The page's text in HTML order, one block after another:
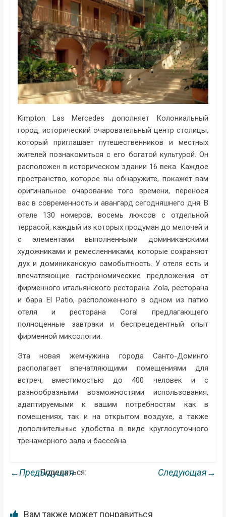
Kimpton Las Mercedes дополняет Колониальный
город, исторический очаровательный центр столицы,
который приглашает путешественников и местных
жителей познакомиться с его богатой культурой. Он
расположен в историческом здании 16 века. Каждое
пространство, которое вы обнаружите, покажет вам
оригинальное очарование того времени, перенося
вас в современность и авангард сегодняшнего дня. В
отеле 130 номеров, восемь люксов с отдельной
террасой, каждый из которых продуман до мелочей и
с элементами выполненными доминиканскими
художниками и ремесленниками, которые сохраняют
дух и доминиканскую самобытность. У отеля есть и
впечатляющие гастрономические предложения от
фирменного итальянского ресторана Zola, ресторана
и бара El Patio, расположенного в одном из патио
отеля и ресторана Coral предлагающего
полноценные завтраки и беспрецедентный опыт
фирменной миксологии.
Эта новая жемчужина города Санто-Доминго
располагает впечатляющими помещениями для
встреч, вместимостью до 400 человек и с
разнообразными возможностями использования,
адаптируемыми к вашим потребностям как в
помещениях, так и на открытом воздухе, а также
дополнительные удобства в виде круглосуточного
тренажерного зала и бассейна.
←Предыдущая Следующая→
Поделиться:
Вам также может понравиться